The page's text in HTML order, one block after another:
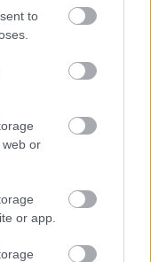
to
web or
or app.
στο τουρνουά του
κόντρα
Παγκόσμιο